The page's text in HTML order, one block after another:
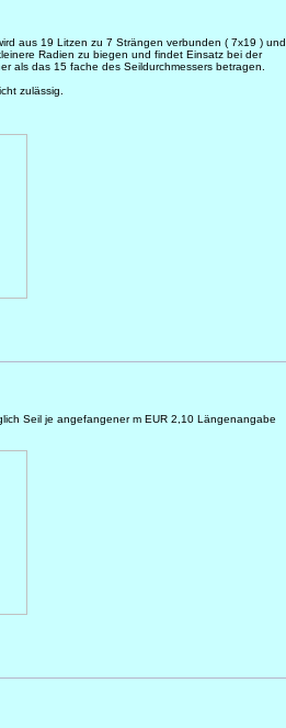
aus 19 Litzen zu 7 Strängen verbunden ( 7x19 ) und
Radien zu biegen und findet Einsatz bei der
als das 15 fache des Seildurchmessers betragen.
zulässig.
Seil je angefangener m EUR 2,10 Längenangabe